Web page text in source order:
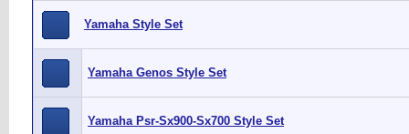
Yamaha Style Set
Yamaha Genos Style Set
Yamaha Psr-Sx900-Sx700 Style Set